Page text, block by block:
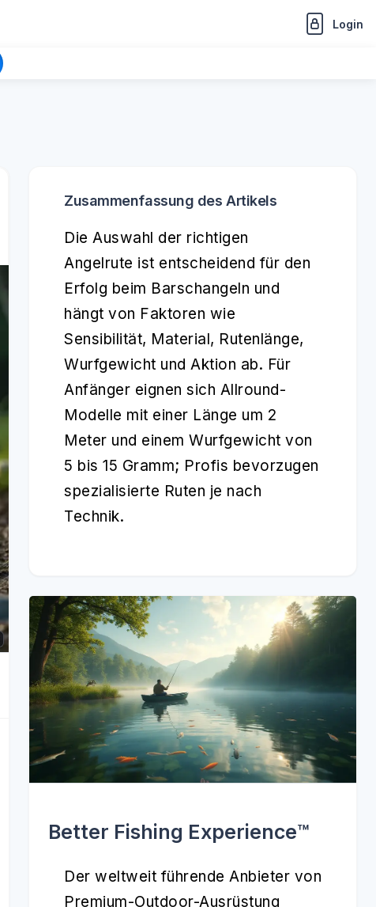
Login
Zusammenfassung des Artikels
Die Auswahl der richtigen
Angelrute ist entscheidend für den
Erfolg beim Barschangeln und
hängt von Faktoren wie
Sensibilität, Material, Rutenlänge,
Wurfgewicht und Aktion ab. Für
Anfänger eignen sich Allround-
Modelle mit einer Länge um 2
Meter und einem Wurfgewicht von
5 bis 15 Gramm; Profis bevorzugen
spezialisierte Ruten je nach
Technik.
Better Fishing Experience™️
Der weltweit führende Anbieter von
Premium-Outdoor-Ausrüstung